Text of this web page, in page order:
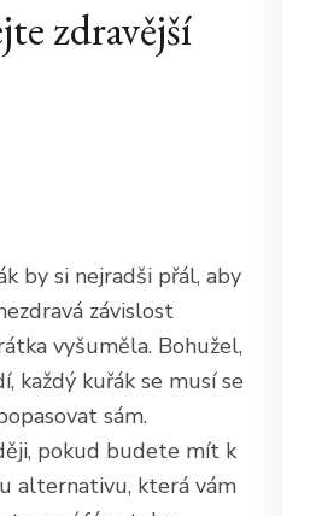
zdravější
by si nejradši přál, aby
závislost
vyšuměla. Bohužel,
každý kuřák se musí se
sám.
pokud budete mít k
alternativu, která vám